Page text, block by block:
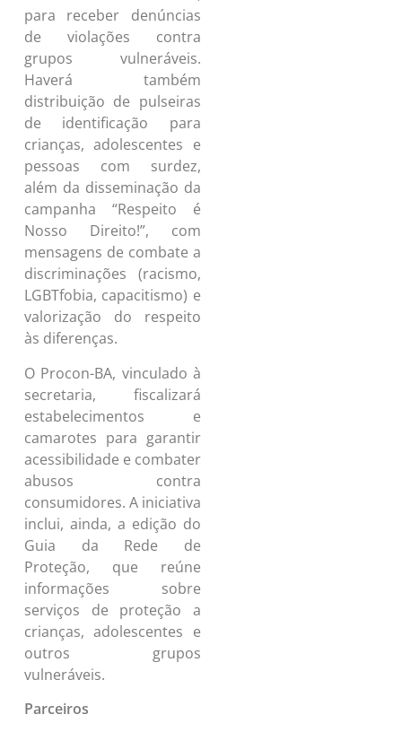
para receber denúncias
de violações contra
grupos vulneráveis.
Haverá também
distribuição de pulseiras
de identificação para
crianças, adolescentes e
pessoas com surdez,
além da disseminação da
campanha “Respeito é
Nosso Direito!”, com
mensagens de combate a
discriminações (racismo,
LGBTfobia, capacitismo) e
valorização do respeito
às diferenças.
O Procon-BA, vinculado à
secretaria, fiscalizará
estabelecimentos e
camarotes para garantir
acessibilidade e combater
abusos contra
consumidores. A iniciativa
inclui, ainda, a edição do
Guia da Rede de
Proteção, que reúne
informações sobre
serviços de proteção a
crianças, adolescentes e
outros grupos
vulneráveis.
Parceiros